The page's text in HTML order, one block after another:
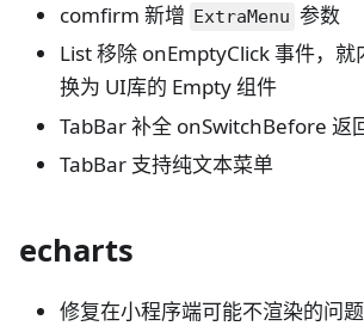
comfirm 新增 ExtraMenu 参数
List 移除 onEmptyClick 事件，就
换为 UI库的 Empty 组件
TabBar 补全 onSwitchBefore 返
TabBar 支持纯文本菜单
echarts
修复在小程序端可能不渲染的问题